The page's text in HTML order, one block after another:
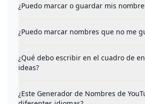
Puedes escribir cualquier cosa
Sí. Este Generador de Nombres
Sí. Todos los nombres
¿Puedo marcar o guardar mis
¿Puedo marcar nombres que no me
¿Qué debo escribir en el cuadro de
ideas?
¿Este Generador de Nombres de